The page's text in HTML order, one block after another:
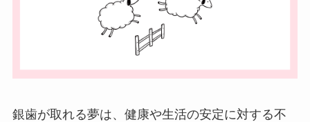
銀歯が取れる夢は、健康や生活の安定に対する不